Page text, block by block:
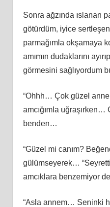
Sonra ağzında ıslanan
götürdüm, iyice
parmağımla okşamaya
amımın dudaklarını
görmesini sağlıyordum
“Ohhh… Çok güzel
amcığımla uğraşırken…
benden…
“Güzel mi canım?
gülümseyerek…
amcıklara benzemiyor
“Asla annem… Seninki